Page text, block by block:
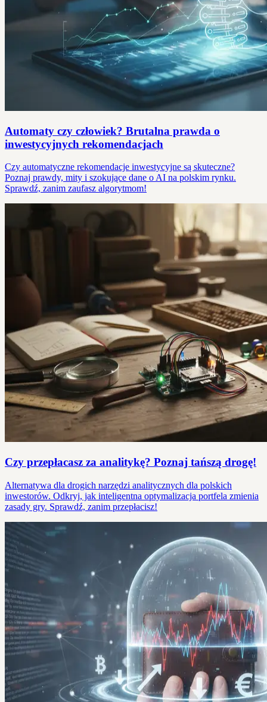
Automaty czy człowiek? Brutalna prawda o
inwestycyjnych rekomendacjach
Czy automatyczne rekomendacje inwestycyjne są skuteczne?
Poznaj prawdy, mity i szokujące dane o AI na polskim rynku.
Sprawdź, zanim zaufasz algorytmom!
Czy przepłacasz za analitykę? Poznaj tańszą drogę!
Alternatywa dla drogich narzędzi analitycznych dla polskich
inwestorów. Odkryj, jak inteligentna optymalizacja portfela zmienia
zasady gry. Sprawdź, zanim przepłacisz!